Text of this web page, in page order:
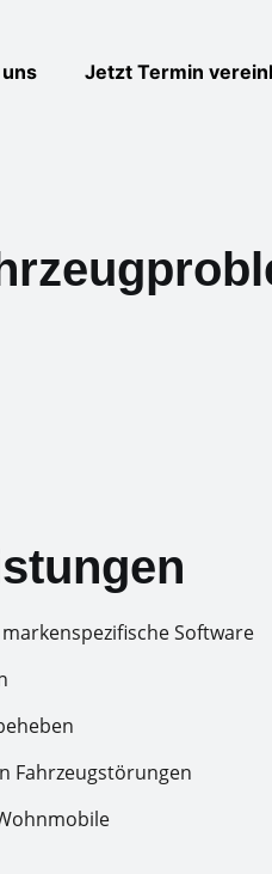
Jetzt Termin
Software
Fahrzeugstörungen